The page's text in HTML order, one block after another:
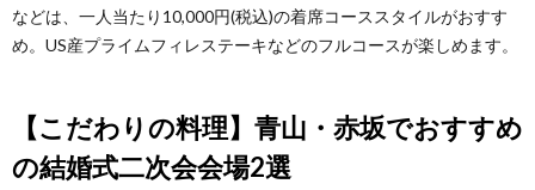
などは、一人当たり10,000円(税込)の着席コーススタイルがおすす
め。US産プライムフィレステーキなどのフルコースが楽しめます。
【こだわりの料理】青山・赤坂でおすすめ
の結婚式二次会会場2選